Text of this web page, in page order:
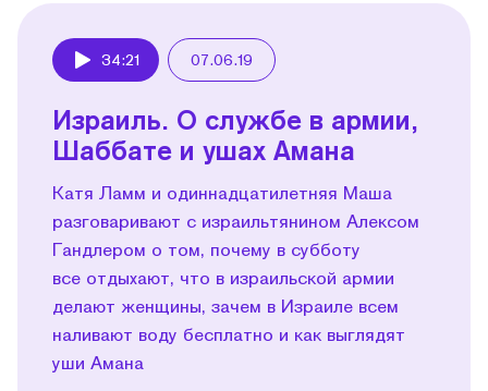
34:21 07.06.19
Израиль. О службе в армии,
Шаббате и ушах Амана
Катя Ламм и одиннадцатилетняя Маша
разговаривают с израильтянином Алексом
Гандлером о том, почему в субботу
все отдыхают, что в израильской армии
делают женщины, зачем в Израиле всем
наливают воду бесплатно и как выглядят
уши Амана